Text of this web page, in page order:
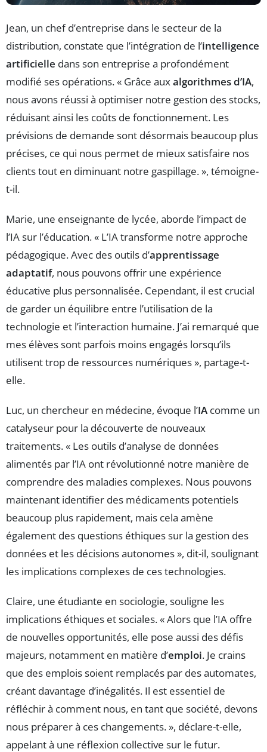
Jean, un chef d’entreprise dans le secteur de la
distribution, constate que l’intégration de l’intelligence
artificielle dans son entreprise a profondément
modifié ses opérations. « Grâce auxalgorithmes d’IA,
nous avons réussi à optimiser notre gestion des stocks,
réduisant ainsi les coûts de fonctionnement. Les
prévisions de demande sont désormais beaucoup plus
précises, ce qui nous permet de mieux satisfaire nos
clients tout en diminuant notre gaspillage. », témoigne-
t-il.
Marie, une enseignante de lycée, aborde l’impact de
l’IA sur l’éducation. « L’IA transforme notre approche
pédagogique. Avec des outils d’apprentissage
adaptatif, nous pouvons offrir une expérience
éducative plus personnalisée. Cependant, il est crucial
de garder un équilibre entre l’utilisation de la
technologie et l’interaction humaine. J’ai remarqué que
mes élèves sont parfois moins engagés lorsqu’ils
utilisent trop de ressources numériques », partage-t-
elle.
Luc, un chercheur en médecine, évoque l’IA comme un
catalyseur pour la découverte de nouveaux
traitements. « Les outils d’analyse de données
alimentés par l’IA ont révolutionné notre manière de
comprendre des maladies complexes. Nous pouvons
maintenant identifier des médicaments potentiels
beaucoup plus rapidement, mais cela amène
également des questions éthiques sur la gestion des
données et les décisions autonomes », dit-il, soulignant
les implications complexes de ces technologies.
Claire, une étudiante en sociologie, souligne les
implications éthiques et sociales. « Alors que l’IA offre
de nouvelles opportunités, elle pose aussi des défis
majeurs, notamment en matière d’emploi. Je crains
que des emplois soient remplacés par des automates,
créant davantage d’inégalités. Il est essentiel de
réfléchir à comment nous, en tant que société, devons
nous préparer à ces changements. », déclare-t-elle,
appelant à une réflexion collective sur le futur.